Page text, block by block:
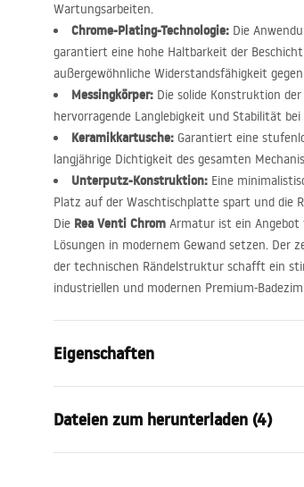
Wartungsarbeiten.
Chrome-Plating-Technologie: Die
garantiert eine hohe Haltbarkeit der
außergewöhnliche Widerstandsfähigkeit
Messingkörper: Die solide Konstruktion
hervorragende Langlebigkeit und Stabilität
Keramikkartusche: Garantiert eine
langjährige Dichtigkeit des gesamten
Unterputz-Konstruktion: Eine
Platz auf der Waschtischplatte spart und die
Die Rea Venti Chrom Armatur ist ein
Lösungen in modernem Gewand setzen. Der
der technischen Rändelstruktur schafft ein
industriellen und modernen Premium-
Eigenschaften
Montageart
Farbe
Dateien zum herunterladen (4)